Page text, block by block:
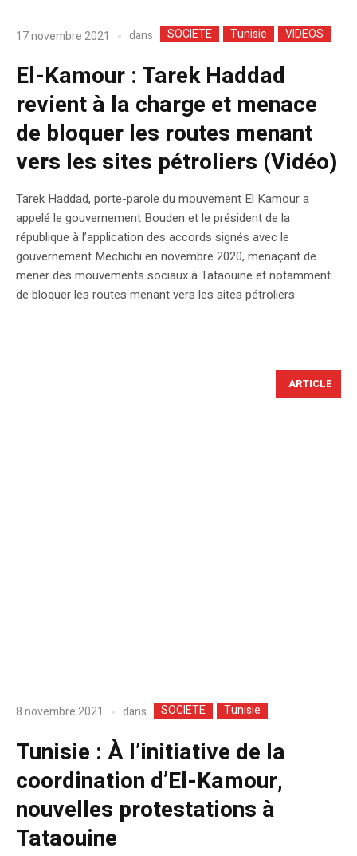
17 novembre 2021 dans SOCIETE Tunisie VIDEOS
El-Kamour : Tarek Haddad
revient à la charge et menace
de bloquer les routes menant
vers les sites pétroliers (Vidéo)
Tarek Haddad, porte-parole du mouvement El Kamour a
appelé le gouvernement Bouden et le président de la
république à l’application des accords signés avec le
gouvernement Mechichi en novembre 2020, menaçant de
mener des mouvements sociaux à Tataouine et notamment
de bloquer les routes menant vers les sites pétroliers.
ARTICLE
8 novembre 2021 dans SOCIETE Tunisie
Tunisie : À l’initiative de la
coordination d’El-Kamour,
nouvelles protestations à
Tataouine